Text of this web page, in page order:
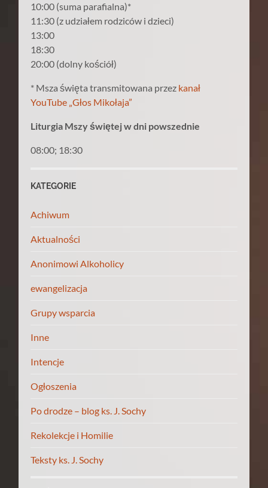
10:00 (suma parafialna)*
11:30 (z udziałem rodziców i dzieci)
13:00
18:30
20:00 (dolny kościół)
* Msza święta transmitowana przez kanał
YouTube „Głos Mikołaja”
Liturgia Mszy świętej w dni powszednie
08:00; 18:30
KATEGORIE
Achiwum
Aktualności
Anonimowi Alkoholicy
ewangelizacja
Grupy wsparcia
Inne
Intencje
Ogłoszenia
Po drodze – blog ks. J. Sochy
Rekolekcje i Homilie
Teksty ks. J. Sochy